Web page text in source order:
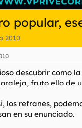
popular,
2010
descubrir como
fruto ello de
los refranes,
en su enunciado.